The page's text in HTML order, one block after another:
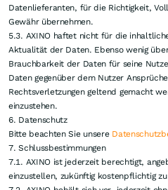
Datenlieferanten, für die Richtigkeit,
Gewähr übernehmen.
5.3. AXINO haftet nicht für die
Aktualität der Daten. Ebenso wenig
Brauchbarkeit der Daten für seine
Daten gegenüber dem Nutzer
Rechtsverletzungen geltend gemacht
einzustehen.
6. Datenschutz
Bitte beachten Sie unsere
7. Schlussbestimmungen
7.1. AXINO ist jederzeit berechtigt,
einzustellen, zukünftig kostenpflichtig